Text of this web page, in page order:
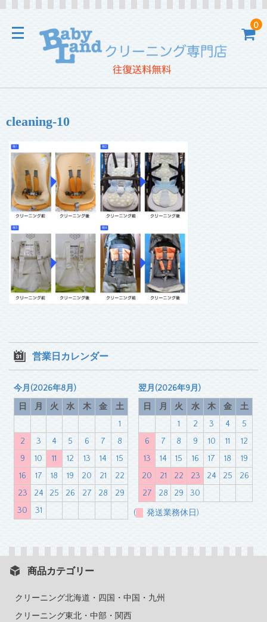
0
cleaning-10
営業日カレンダー
今月(2026年8月)
日
月 火 水 木 金
土
1
2
3 4 5 6 7
8
9
10 11 12 13 14
15
16
17 18 19 20 21
22
23
24 25 26 27 28
29
30
31
翌月(2026年9月)
日
月 火 水 木 金
土
1
2 3 4
5
6
7 8 9 10 11
12
13
14 15 16 17 18
19
20
21 22 23 24 25
26
27
28 29 30
( 発送業務休日)
商品カテゴリー
クリーニング北海道・四国・中国・九州
クリーニング東北・中部・関西